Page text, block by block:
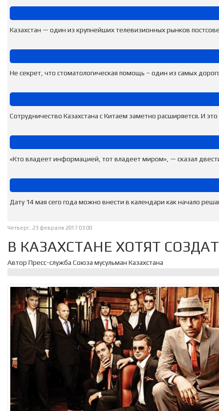
Казахстан — один из крупнейших телевизионных рынков
Не секрет, что стоматологическая помощь – один из самых
Сотрудничество Казахстана с Китаем заметно расширяется. И
«Кто владеет информацией, тот владеет миром», — сказал
Дату 14 мая сего года можно внести в календари как начало
Четверг, 23 февраля 2017 03:00
В КАЗАХСТАНЕ ХОТЯТ
Автор Пресс-служба Союза мусульман Казахстана